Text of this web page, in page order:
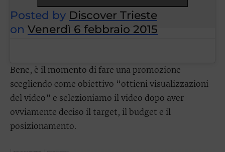
Posted by Discover Trieste
on Venerdì 6 febbraio 2015
Bene, è il momento di fare una promozione
scegliendo come obiettivo “ottieni visualizzazioni
del video” e selezioniamo il video dopo aver
ovviamente deciso il target, il budget e il
posizionamento.